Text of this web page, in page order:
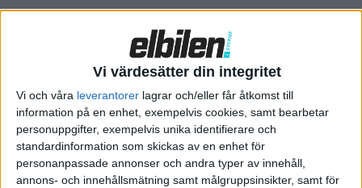
Vi värdesätter din integritet
Vi och våra leverantorer lagrar och/eller får åtkomst till
information på en enhet, exempelvis cookies, samt bearbetar
personuppgifter, exempelvis unika identifierare och
standardinformation som skickas av en enhet för
personanpassade annonser och andra typer av innehåll,
annons- och innehållsmätning samt målgruppsinsikter, samt för
I bagaget går det in 479 liter upp till insynsskyddet.